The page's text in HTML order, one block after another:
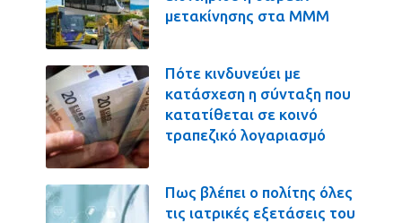
μετακίνησης στα ΜΜΜ
Πότε κινδυνεύει με
κατάσχεση η σύνταξη που
κατατίθεται σε κοινό
τραπεζικό λογαριασμό
Πως βλέπει ο πολίτης όλες
τις ιατρικές εξετάσεις του